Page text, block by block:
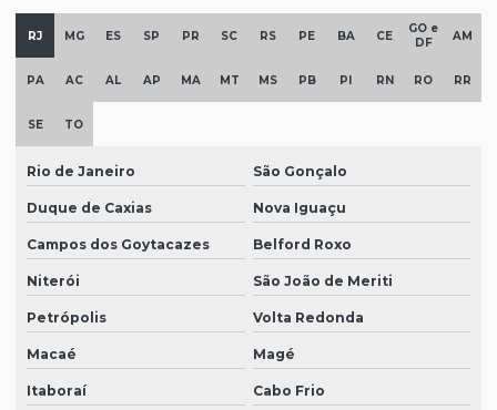
RJ MG ES SP PR SC RS PE BA CE
GO e
DF
AM
PA AC AL AP MA MT MS PB PI RN RO RR
SE TO
Rio de Janeiro São Gonçalo
Duque de Caxias Nova Iguaçu
Campos dos Goytacazes Belford Roxo
Niterói São João de Meriti
Petrópolis Volta Redonda
Macaé Magé
Itaboraí Cabo Frio